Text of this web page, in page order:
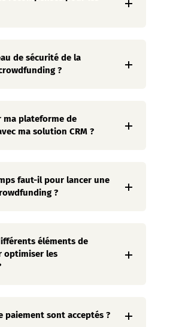
de sécurité de la
?
ma plateforme de
ma solution CRM ?
faut-il pour lancer une
?
éléments de
optimiser les
paiement sont acceptés ?